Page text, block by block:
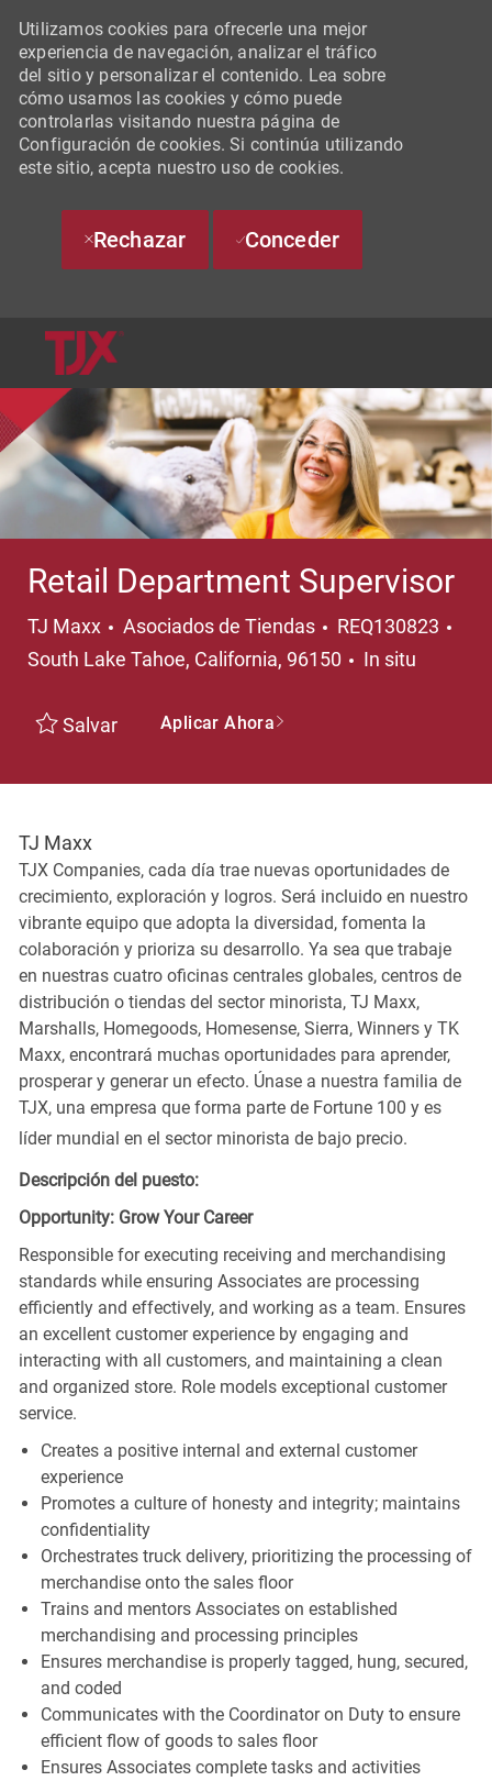
Utilizamos cookies para ofrecerle una mejor
experiencia de navegación, analizar el tráfico
del sitio y personalizar el contenido. Lea sobre
cómo usamos las cookies y cómo puede
controlarlas visitando nuestra página de
Configuración de cookies. Si continúa utilizando
este sitio, acepta nuestro uso de cookies.
Rechazar Conceder
Retail Department Supervisor
TJ Maxx Categoría
Asociados de Tiendas REQ130823
South Lake Tahoe, California, 96150
In situ
Salvar Aplicar Ahora
TJ Maxx
TJX Companies, cada día trae nuevas oportunidades de
crecimiento, exploración y logros. Será incluido en nuestro
vibrante equipo que adopta la diversidad, fomenta la
colaboración y prioriza su desarrollo. Ya sea que trabaje
en nuestras cuatro oficinas centrales globales, centros de
distribución o tiendas del sector minorista, TJ Maxx,
Marshalls, Homegoods, Homesense, Sierra, Winners y TK
Maxx, encontrará muchas oportunidades para aprender,
prosperar y generar un efecto. Únase a nuestra familia de
TJX, una empresa que forma parte de Fortune 100 y es
líder mundial en el sector minorista de bajo precio.
Descripción del puesto:
Opportunity: Grow Your Career
Responsible for executing receiving and merchandising
standards while ensuring Associates are processing
efficiently and effectively, and working as a team. Ensures
an excellent customer experience by engaging and
interacting with all customers, and maintaining a clean
and organized store. Role models exceptional customer
service.
Creates a positive internal and external customer
experience
Promotes a culture of honesty and integrity; maintains
confidentiality
Orchestrates truck delivery, prioritizing the processing of
merchandise onto the sales floor
Trains and mentors Associates on established
merchandising and processing principles
Ensures merchandise is properly tagged, hung, secured,
and coded
Communicates with the Coordinator on Duty to ensure
efficient flow of goods to sales floor
Ensures Associates complete tasks and activities